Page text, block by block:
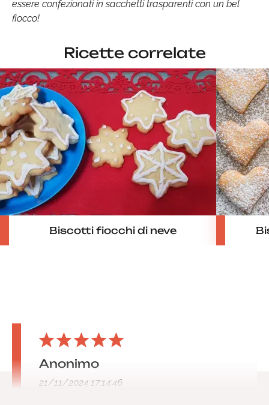
essere confezionati in sacchetti trasparenti con un bel
fiocco!
Ricette correlate
Biscotti fiocchi di neve
Anonimo
21/11/2024 17:14:46